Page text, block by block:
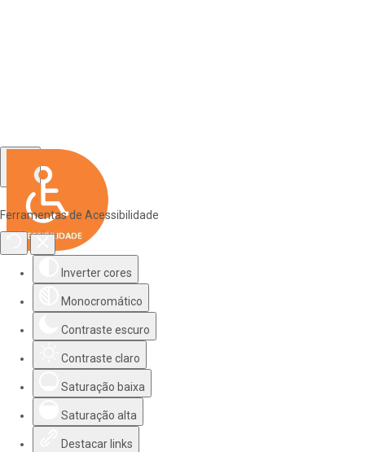
Ferramentas de Acessibilidade
Inverter cores
Monocromático
Contraste escuro
Contraste claro
Saturação baixa
Saturação alta
Destacar links